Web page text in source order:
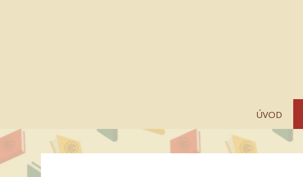
ÚVOD